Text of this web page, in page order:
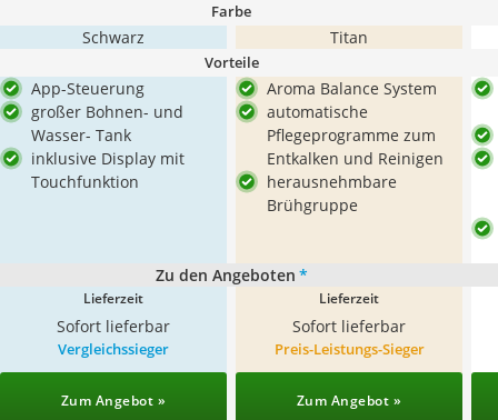
Farbe
Schwarz Titan
Vorteile
App-Steuerung
großer Bohnen- und
Wasser- Tank
inklusive Display mit
Touchfunktion
Aroma Balance System
automatische
Pflegeprogramme zum
Entkalken und Reinigen
herausnehmbare
Brühgruppe
Zu den Angeboten *
Lieferzeit
Sofort lieferbar
Lieferzeit
Sofort lieferbar
Vergleichssieger
Zum Angebot »
Preis-Leistungs-Sieger
Zum Angebot »